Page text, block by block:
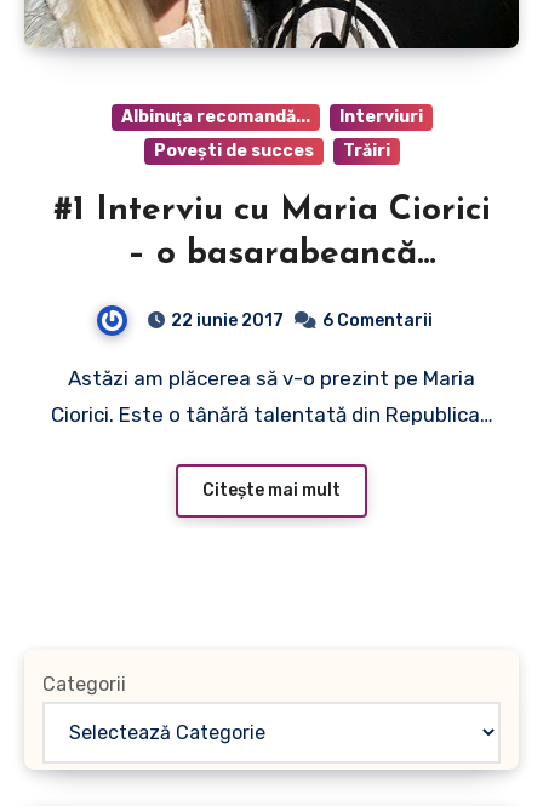
Albinuţa recomandă...
Interviuri
Poveşti de succes
Trăiri
#1 Interviu cu Maria Ciorici
– o basarabeancă
talentată, care a găsit în
adevărată sursă de
inspirație
22 iunie 2017 6 Comentarii
Astăzi am plăcerea să v-o prezint pe Maria
Ciorici. Este o tânără talentată din Republica…
Citește mai mult
Categorii